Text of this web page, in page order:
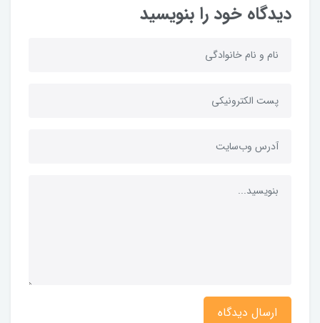
دیدگاه خود را بنویسید
ارسال دیدگاه